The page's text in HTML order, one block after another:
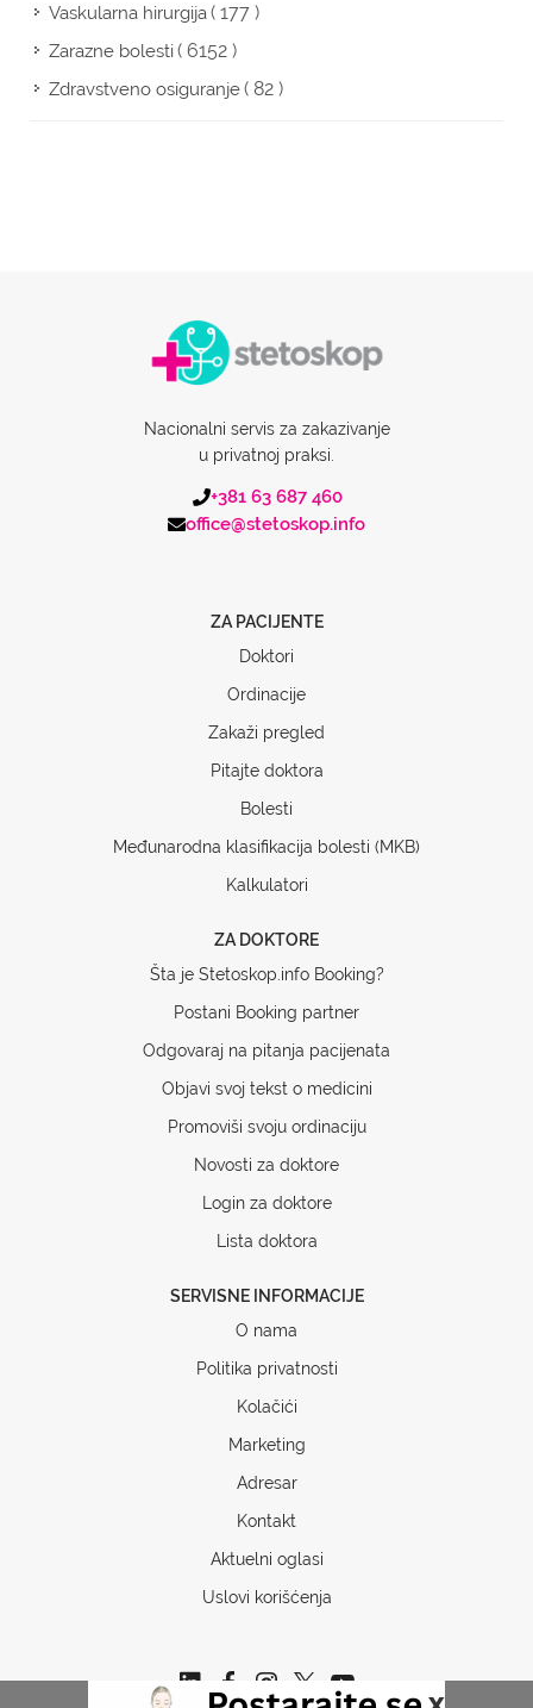
Vaskularna hirurgija( 177 )
Zarazne bolesti( 6152 )
Zdravstveno osiguranje( 82 )
Nacionalni servis za zakazivanje
u privatnoj praksi.
+381 63 687 460
office@stetoskop.info
ZA PACIJENTE
Doktori
Ordinacije
Zakaži pregled
Pitajte doktora
Bolesti
Međunarodna klasifikacija bolesti (MKB)
Kalkulatori
ZA DOKTORE
Šta je Stetoskop.info Booking?
Postani Booking partner
Odgovaraj na pitanja pacijenata
Objavi svoj tekst o medicini
Promoviši svoju ordinaciju
Novosti za doktore
Login za doktore
Lista doktora
SERVISNE INFORMACIJE
O nama
Politika privatnosti
Kolačići
Marketing
Adresar
Kontakt
Aktuelni oglasi
Uslovi korišćenja